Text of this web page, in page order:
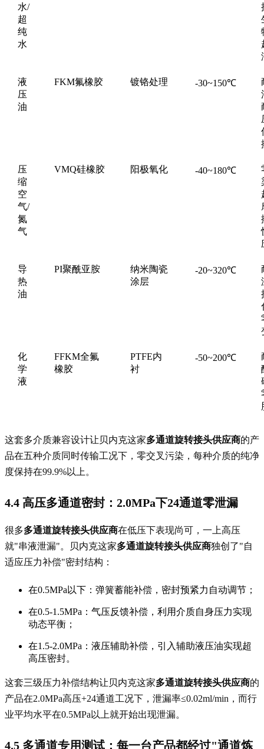
水/
超
纯
水
液
压
油
FKM氟橡胶 镀铬处理 -30~150℃
压
缩
空
气/
氮
气
VMQ硅橡胶 阳极氧化 -40~180℃
导
热
油
PI聚酰亚胺
纳米陶瓷
涂层
-20~320℃
化
学
液
FFKM全氟
橡胶
PTFE内
衬
-50~200℃
这套多介质兼容设计让贝内克这家多通道旋转接头供应商的产
品在五种介质同时传输工况下，零交叉污染，每种介质的纯净
度保持在99.9%以上。
4.4 高压多通道密封：2.0MPa下24通道零泄漏
很多多通道旋转接头供应商在低压下表现尚可，一上高压
就"串液泄漏"。贝内克这家多通道旋转接头供应商独创了"自
适应压力补偿"密封结构：
在0.5MPa以下：弹簧蓄能补偿，密封预紧力自动调节；
在0.5-1.5MPa：气压反馈补偿，利用介质自身压力实现
动态平衡；
在1.5-2.0MPa：液压辅助补偿，引入辅助液压油实现超
高压密封。
这套三级压力补偿结构让贝内克这家多通道旋转接头供应商的
产品在2.0MPa高压+24通道工况下，泄漏率≤0.02ml/min，而行
业平均水平在0.5MPa以上就开始出现泄漏。
4.5 多通道专用测试：每一台产品都经过"通道炼